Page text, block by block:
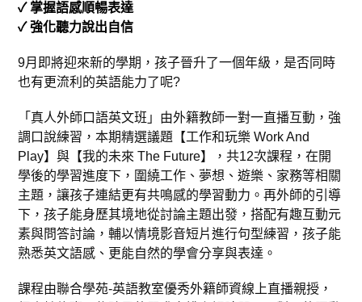
✓ 掌握語感順暢表達
✓ 強化聽力說出自信
9月即將迎來新的學期，孩子晉升了一個年級，是否同時
也有更流利的英語能力了呢?
「真人外師口語英文班」由外籍教師一對一直播互動，強
調口說練習，本期精選議題【工作和玩樂 Work And
Play】與【我的未來 The Future】，共12次課程，在開
學後的學習進度下，圍繞工作、夢想、遊樂、家務等相關
主題，讓孩子連結更有共鳴感的學習動力。再外師的引導
下，孩子能身歷其境地從討論主題出發，搭配有趣互動元
素與問答討論，輔以情境影音短片進行句型練習，孩子能
熟悉英文語感、更能自然的學會分享與表達。
課程由聯合學苑-英語教室優秀外籍師資線上直播親授，